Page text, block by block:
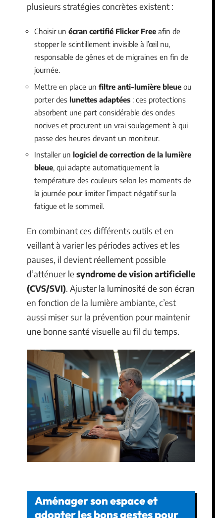
plusieurs stratégies concrètes existent :
Choisir un écran certifié Flicker Free afin de
stopper le scintillement invisible à l’œil nu,
responsable de gênes et de migraines en fin de
journée.
Mettre en place un filtre anti-lumière bleue ou
porter des lunettes adaptées : ces protections
absorbent une part considérable des ondes
nocives et procurent un vrai soulagement à qui
passe des heures devant un moniteur.
Installer un logiciel de correction de la lumière
bleue, qui adapte automatiquement la
température des couleurs selon les moments de
la journée pour limiter l’impact négatif sur la
fatigue et le sommeil.
En combinant ces différents outils et en
veillant à varier les périodes actives et les
pauses, il devient réellement possible
d’atténuer le syndrome de vision artificielle
(CVS/SVI). Ajuster la luminosité de son écran
en fonction de la lumière ambiante, c’est
aussi miser sur la prévention pour maintenir
une bonne santé visuelle au fil du temps.
Aménager son espace et
adopter les bons gestes pour